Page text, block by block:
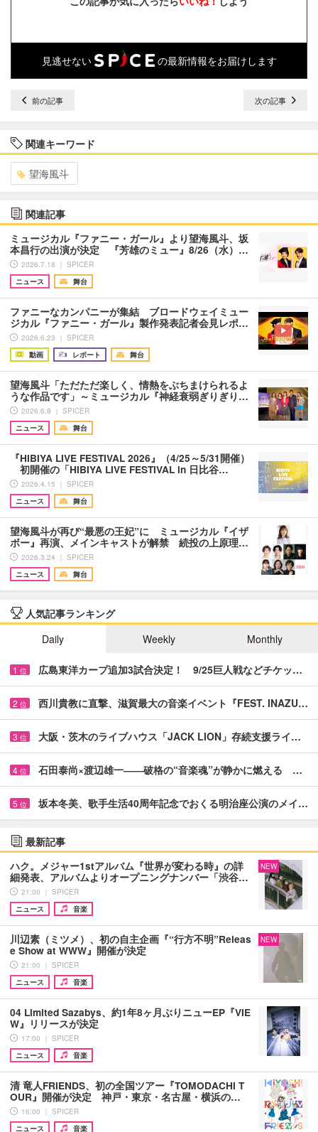
見逃せない の最新情報をお届けします
前の記事 次の記事
関連キーワード
望海風斗
関連記事
ミュージカル『ファニー・ガール』より望海風斗、坂
本昌行の出演が決定 『芳雄のミュー』8/26（水）…
2026.7.18 ｜ SPICER
ニュース
舞台
ファニーなカンパニーが集結 ブロードウェイミュー
ジカル『ファニー・ガール』製作発表記者会見レポ…
2026.6.23 ｜ SPICER
動画
レポート 舞台
望海風斗「ただただ楽しく、情熱をぶちまけられるよ
うな作品です」～ミュージカル『神経衰弱ぎりぎり…
2026.6.8 ｜ SPICER
ニュース
舞台
『HIBIYA LIVE FESTIVAL 2026』（4/25～5/31開催）
初開催の「HIBIYA LIVE FESTIVAL in 日比谷…
2026.4.15 ｜ SPICER
ニュース
舞台
望海風斗が再び“最悪の王妃”に ミュージカル『イザ
ボー』再演、メインキャストが解禁 続投の上原理…
2026.3.24 ｜ SPICER
ニュース
舞台
人気記事ランキング
Daily
Weekly Monthly
1 位 広島東洋カープ追加3試合決定！ 9/25巨人戦などチケッ…
2 位 西川貴教に直撃、滋賀最大の音楽イベント『FEST. INAZU…
3 位 大阪・茨木のライブハウス「JACK LION」存続支援ライ…
4 位 石田泰尚×渡辺雄一――破格の“音楽魂”が静かに燃える …
5 位 坂本冬美、歌手生活40周年記念でおくる明治座公演のメイ…
最新記事
ハク。メジャー1stアルバム『世界が変わる時』の詳
細発表、アルバムよりオープニングナンバー「渋谷…
21:00 ｜ SPICER
ニュース
音楽
NEW
川辺素（ミツメ）、初の自主企画『“行方不明”Releas
e Show at WWW』開催が決定
21:00 ｜ SPICER
ニュース
音楽
NEW
04 Limited Sazabys、約1年8ヶ月ぶりニューEP『VIE
W』リリースが決定
17:00 ｜ SPICER
ニュース
音楽
清 竜人FRIENDS、初の全国ツアー『TOMODACHI T
OUR』開催が決定 神戸・東京・名古屋・横浜の…
16:00 ｜ SPICER
ニュース
音楽